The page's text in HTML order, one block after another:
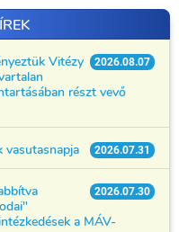
2026.08.07
Vitézy
részt vevő
2026.07.31
vasutasnapja
2026.07.30
a MÁV-